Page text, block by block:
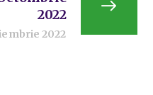
2022
2022